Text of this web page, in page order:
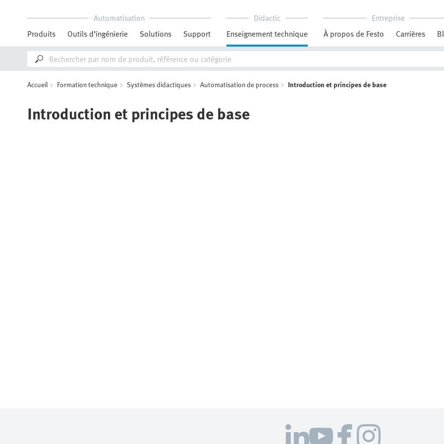
Automatisation
Produits
Outils d’ingénierie Solutions Support
Didactic
Enseignement technique
Entreprise
À propos de Festo
Carrières
Accueil Formation technique Systèmes didactiques Automatisation de process Introduction et principes de base
Introduction et principes de base